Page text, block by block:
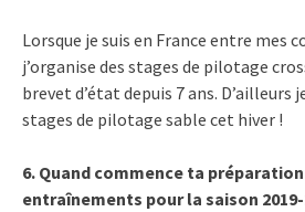
Lorsque je suis en France entre mes
j’organise des stages de pilotage
brevet d’état depuis 7 ans. D’ailleurs
stages de pilotage sable cet hiver !
6. Quand commence ta
entraînements pour la saison